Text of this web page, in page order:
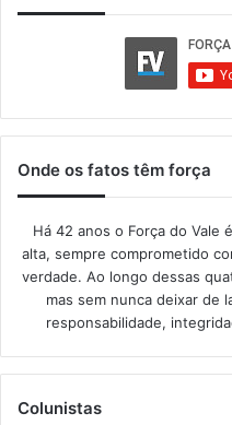
Onde os fatos têm força
Há 42 anos o Força do Vale
alta, sempre comprometido
verdade. Ao longo dessas
mas sem nunca deixar de
responsabilidade,
Colunistas